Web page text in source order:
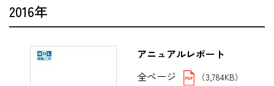
2016年
アニュアルレポート
全ページ
（3,784KB）